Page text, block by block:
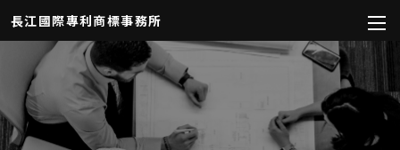
長江國際專利商標事務所